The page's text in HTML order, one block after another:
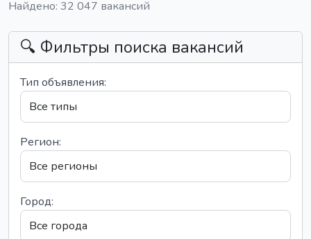
Найдено: 32 047 вакансий
🔍 Фильтры поиска вакансий
Тип объявления:
Регион:
Город: